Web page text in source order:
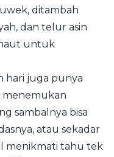
ditambah
dan telur asin
untuk
hari juga punya
menemukan
sambalnya bisa
atau sekadar
menikmati tahu tek